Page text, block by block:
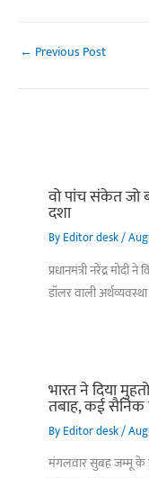
← Previous Post
वो पांच संकेत जो
दशा
ByEditor desk/
प्रधानमंत्री नरेंद्र
डॉलर वाली
भारत ने दिया
तबाह, कई सैनिक
ByEditor desk/
मंगलवार सुबह जम्मू के